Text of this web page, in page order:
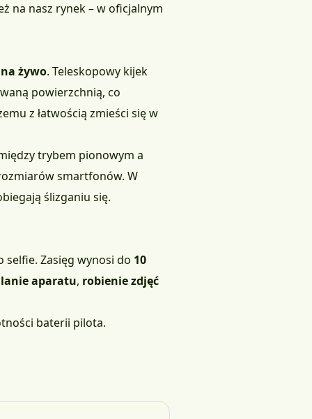
na nasz rynek – w oficjalnym
żywo. Teleskopowy kijek
powierzchnią, co
z łatwością zmieści się w
trybem pionowym a
smartfonów. W
ślizganiu się.
Zasięg wynosi do 10
aparatu, robienie zdjęć
baterii pilota.